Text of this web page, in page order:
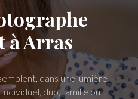
Arras
dans une lumière
duo, famille ou